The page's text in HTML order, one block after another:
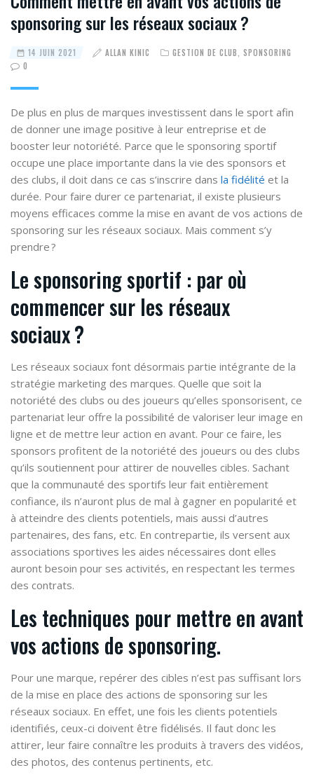
sponsoring sur les réseaux sociaux ?
14 JUIN 2021 ALLAN KINIC GESTION DE CLUB
SPONSORING
0
De plus en plus de marques investissent dans le sport afin
de donner une image positive à leur entreprise et de
booster leur notoriété. Parce que le sponsoring sportif
occupe une place importante dans la vie des sponsors et
des clubs, il doit dans ce cas s’inscrire dans la fidélité et la
durée. Pour faire durer ce partenariat, il existe plusieurs
moyens efficaces comme la mise en avant de vos actions de
sponsoring sur les réseaux sociaux. Mais comment s’y
prendre ?
Le sponsoring sportif : par où
commencer sur les réseaux
sociaux ?
Les réseaux sociaux font désormais partie intégrante de la
stratégie marketing des marques. Quelle que soit la
notoriété des clubs ou des joueurs qu’elles sponsorisent, ce
partenariat leur offre la possibilité de valoriser leur image en
ligne et de mettre leur action en avant. Pour ce faire, les
sponsors profitent de la notoriété des joueurs ou des clubs
qu’ils soutiennent pour attirer de nouvelles cibles. Sachant
que la communauté des sportifs leur fait entièrement
confiance, ils n’auront plus de mal à gagner en popularité et
à atteindre des clients potentiels, mais aussi d’autres
partenaires, des fans, etc. En contrepartie, ils versent aux
associations sportives les aides nécessaires dont elles
auront besoin pour ses activités, en respectant les termes
des contrats.
Les techniques pour mettre en avant
vos actions de sponsoring.
Pour une marque, repérer des cibles n’est pas suffisant lors
de la mise en place des actions de sponsoring sur les
réseaux sociaux. En effet, une fois les clients potentiels
identifiés, ceux-ci doivent être fidélisés. Il faut donc les
attirer, leur faire connaître les produits à travers des vidéos,
des photos, des contenus pertinents, etc.